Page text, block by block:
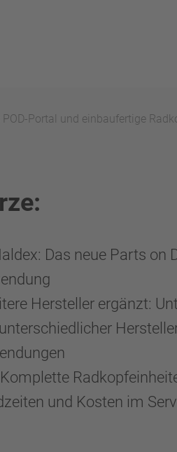
Portal und einbaufertige
Das neue Parts
Hersteller ergänzt:
und Kosten im